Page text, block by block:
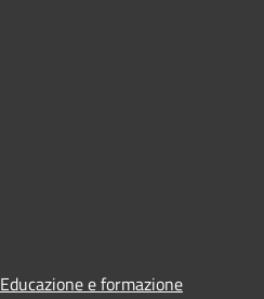
Educazione e formazione